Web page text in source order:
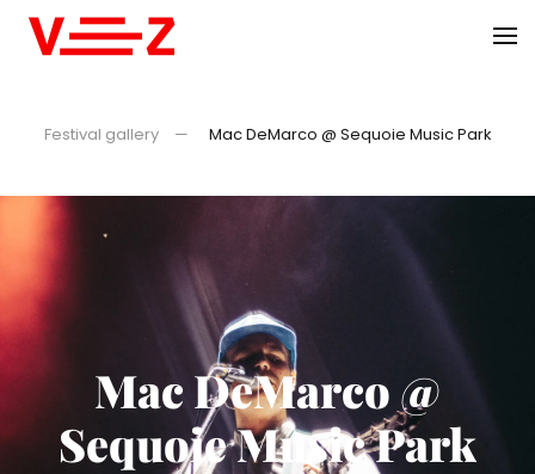
Festival gallery Mac DeMarco @ Sequoie Music Park
Mac DeMarco @
Sequoie Music Park